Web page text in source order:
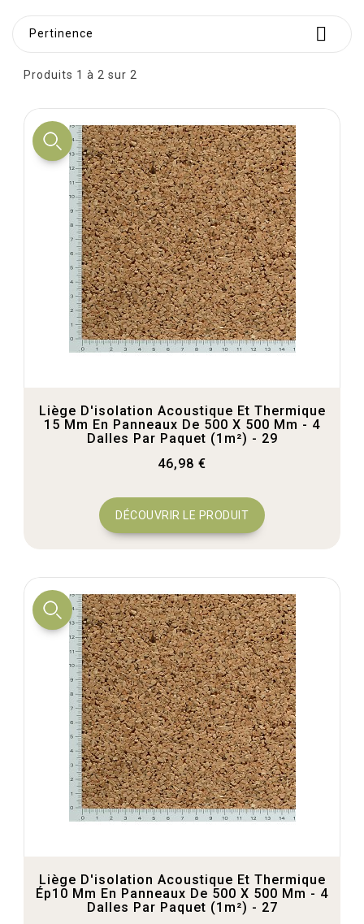
Pertinence 
Produits 1 à 2 sur 2
Liège D'isolation Acoustique Et Thermique
15 Mm En Panneaux De 500 X 500 Mm - 4
Dalles Par Paquet (1m²) - 29
46,98 €
DÉCOUVRIR LE PRODUIT
Liège D'isolation Acoustique Et Thermique
Ép10 Mm En Panneaux De 500 X 500 Mm - 4
Dalles Par Paquet (1m²) - 27